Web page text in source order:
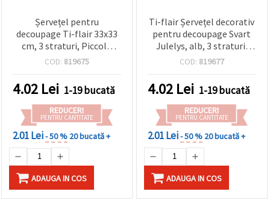
Șervețel pentru
decoupage Ti-flair 33x33
cm, 3 straturi, Piccola
Decorazione Invernale – 1
COD: 819675
4.02 Lei 1-19 bucată
REDUCERI
PENTRU CANTITATE
2.01 Lei- 50 % 20 bucată +
ADAUGA IN COS
Ti-flair Șervețel decorativ
pentru decoupage Svart
Julelys, alb, 3 straturi,
33x33 cm - 1 bucată
COD: 819677
4.02 Lei 1-19 bucată
REDUCERI
PENTRU CANTITATE
2.01 Lei- 50 % 20 bucată +
ADAUGA IN COS